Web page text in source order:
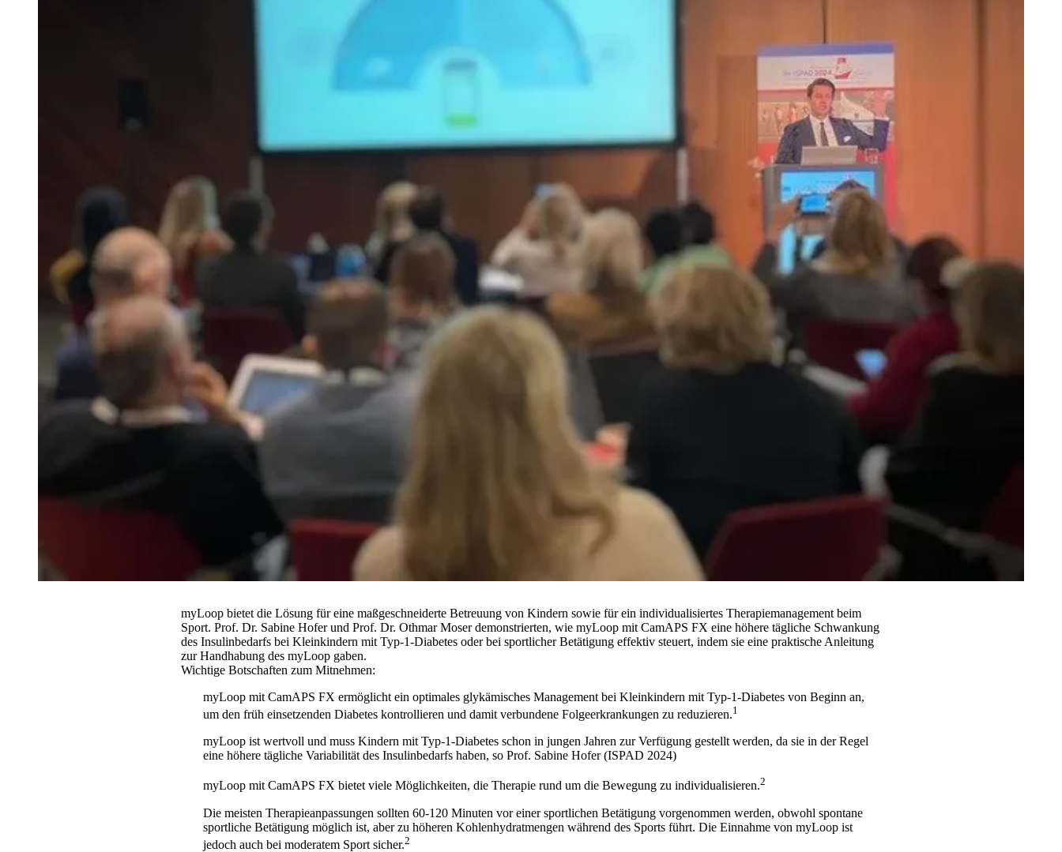
myLoop bietet die Lösung für eine maßgeschneiderte Betreuung von Kindern sowie für ein individualisiertes Therapiemanagement beim
Sport. Prof. Dr. Sabine Hofer und Prof. Dr. Othmar Moser demonstrierten, wie myLoop mit CamAPS FX eine höhere tägliche Schwankung
des Insulinbedarfs bei Kleinkindern mit Typ-1-Diabetes oder bei sportlicher Betätigung effektiv steuert, indem sie eine praktische Anleitung
zur Handhabung des myLoop gaben.
Wichtige Botschaften zum Mitnehmen:
myLoop mit CamAPS FX ermöglicht ein optimales glykämisches Management bei Kleinkindern mit Typ-1-Diabetes von Beginn an,
um den früh einsetzenden Diabetes kontrollieren und damit verbundene Folgeerkrankungen zu reduzieren.1
myLoop ist wertvoll und muss Kindern mit Typ-1-Diabetes schon in jungen Jahren zur Verfügung gestellt werden, da sie in der Regel
eine höhere tägliche Variabilität des Insulinbedarfs haben, so Prof. Sabine Hofer (ISPAD 2024)
myLoop mit CamAPS FX bietet viele Möglichkeiten, die Therapie rund um die Bewegung zu individualisieren.2
Die meisten Therapieanpassungen sollten 60-120 Minuten vor einer sportlichen Betätigung vorgenommen werden, obwohl spontane
sportliche Betätigung möglich ist, aber zu höheren Kohlenhydratmengen während des Sports führt. Die Einnahme von myLoop ist
jedoch auch bei moderatem Sport sicher.2